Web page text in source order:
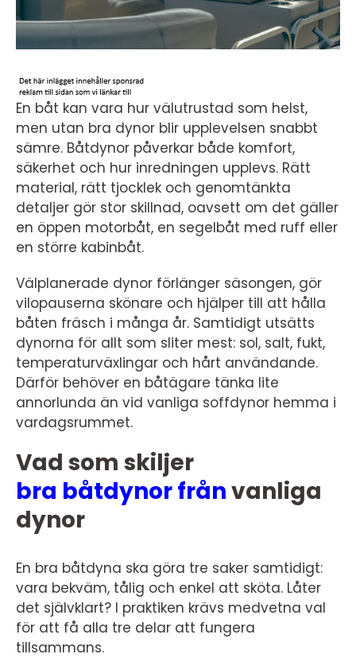
En båt kan vara hur välutrustad som helst,
men utan bra dynor blir upplevelsen snabbt
sämre. Båtdynor påverkar både komfort,
säkerhet och hur inredningen upplevs. Rätt
material, rätt tjocklek och genomtänkta
detaljer gör stor skillnad, oavsett om det gäller
en öppen motorbåt, en segelbåt med ruff eller
en större kabinbåt.
Välplanerade dynor förlänger säsongen, gör
vilopauserna skönare och hjälper till att hålla
båten fräsch i många år. Samtidigt utsätts
dynorna för allt som sliter mest: sol, salt, fukt,
temperaturväxlingar och hårt användande.
Därför behöver en båtägare tänka lite
annorlunda än vid vanliga soffdynor hemma i
vardagsrummet.
Vad som skiljer
bra båtdynor frånvanliga
dynor
En bra båtdyna ska göra tre saker samtidigt:
vara bekväm, tålig och enkel att sköta. Låter
det självklart? I praktiken krävs medvetna val
för att få alla tre delar att fungera
tillsammans.